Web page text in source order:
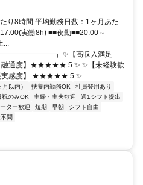
り8時間 平均勤務日数：1ヶ月あた
実働8h) ■■夜勤■■20:00～
...
✨【高収入満足
通度】★★★★★ 5 ✨ ✨【未経験歓
感度】 ★★★★★ 5 ✨ ...
以内） 扶養内勤務OK
社員登用あり
祝のみOK 主婦・主夫歓迎
週1シフト提出
ター歓迎 短期 早朝
シフト自由
問